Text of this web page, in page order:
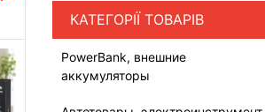
КАТЕГОРІЇ ТОВАРІВ
PowerBank, внешние
аккумуляторы